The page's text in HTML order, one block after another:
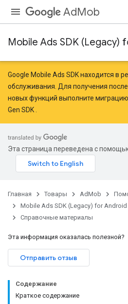
AdMob
Mobile Ads SDK (Legacy)
Google Mobile Ads SDK находится в
обслуживания. Для получения
новых функций выполните миграцию
Gen SDK
Эта страница переведена с
Главная Товары AdMob
Mobile Ads SDK (Legacy) for Android
Справочные материалы
Эта информация оказалась полезной?
Отправить отзыв
Содержание
Краткое содержание